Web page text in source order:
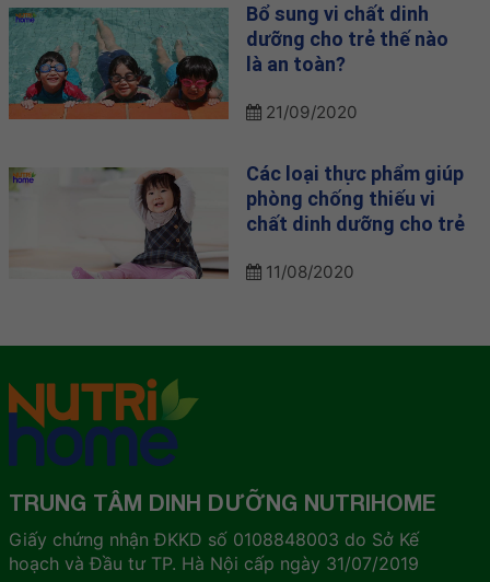
Bổ sung vi chất dinh
dưỡng cho trẻ thế nào
là an toàn?
21/09/2020
Các loại thực phẩm giúp
phòng chống thiếu vi
chất dinh dưỡng cho trẻ
11/08/2020
TRUNG TÂM DINH DƯỠNG NUTRIHOME
Giấy chứng nhận ĐKKD số 0108848003 do Sở Kế
hoạch và Đầu tư TP. Hà Nội cấp ngày 31/07/2019